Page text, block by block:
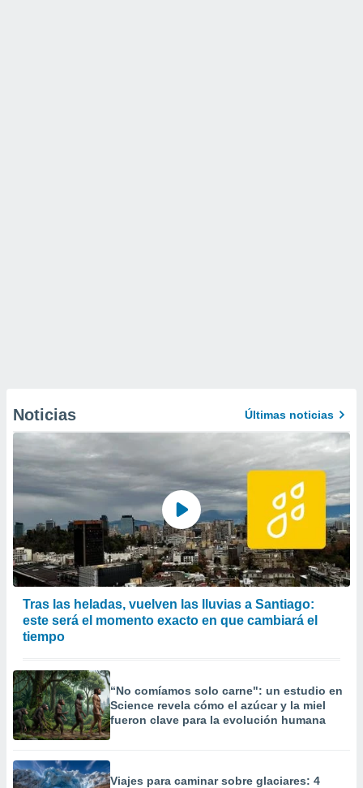
Noticias Últimas noticias
Tras las heladas, vuelven las lluvias a Santiago:
este será el momento exacto en que cambiará el
tiempo
“No comíamos solo carne": un estudio en
Science revela cómo el azúcar y la miel
fueron clave para la evolución humana
Viajes para caminar sobre glaciares: 4